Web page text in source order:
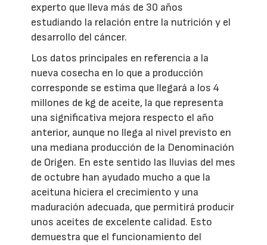
experto que lleva más de 30 años
estudiando la relación entre la nutrición y el
desarrollo del cáncer.
Los datos principales en referencia a la
nueva cosecha en lo que a producción
corresponde se estima que llegará a los 4
millones de kg de aceite, la que representa
una significativa mejora respecto el año
anterior, aunque no llega al nivel previsto en
una mediana producción de la Denominación
de Origen. En este sentido las lluvias del mes
de octubre han ayudado mucho a que la
aceituna hiciera el crecimiento y una
maduración adecuada, que permitirá producir
unos aceites de excelente calidad. Esto
demuestra que el funcionamiento del